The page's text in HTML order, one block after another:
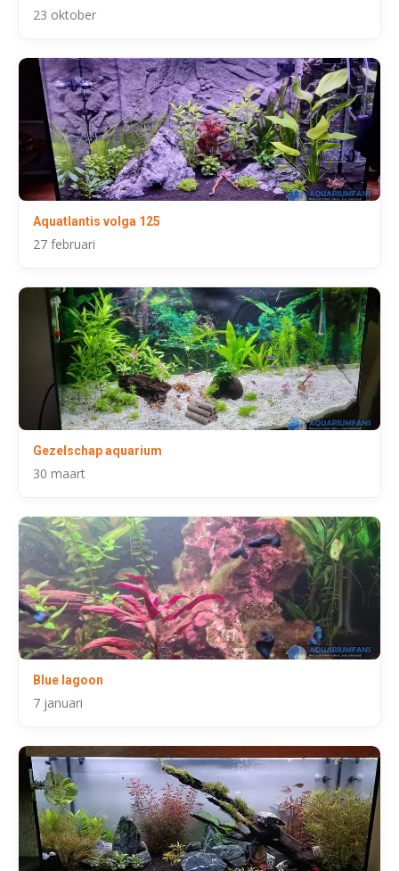
23 oktober
Aquatlantis volga 125
27 februari
Gezelschap aquarium
30 maart
Blue lagoon
7 januari